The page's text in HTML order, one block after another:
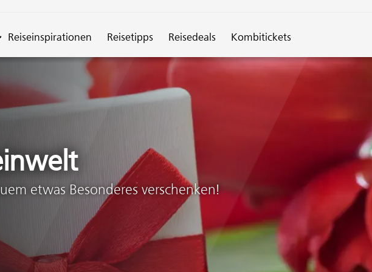
von "Reiseinspirationen"
Reiseinspirationen Reisetipps Reisedeals Kombitickets
etwas Besonderes verschenken!